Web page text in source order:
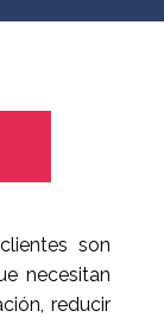
son
necesitan
reducir